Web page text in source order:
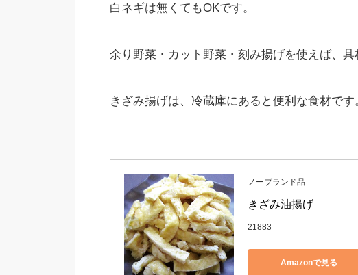
白ネギは無くてもOKです。
余り野菜・カット野菜・刻み揚げを使えば、具
きざみ揚げは、冷蔵庫にあると便利な食材です
ノーブランド品
きざみ油揚げ
21883
Amazonで見る